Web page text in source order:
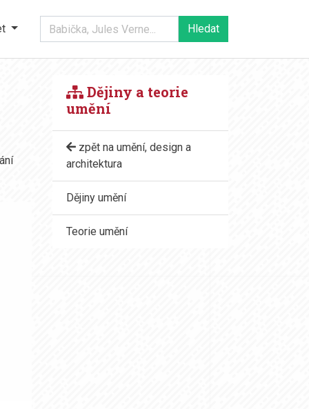
Dějiny a teorie
umění
zpět na umění, design a
architektura
Dějiny umění
Teorie umění